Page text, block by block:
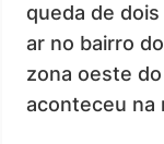
queda de
ar no bairro
zona oeste
aconteceu na